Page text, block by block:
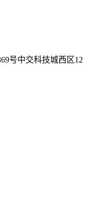
号中交科技城西区12